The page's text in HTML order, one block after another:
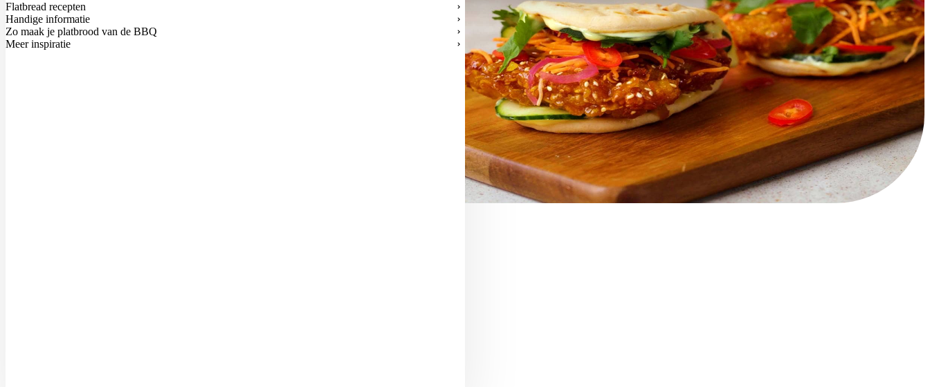
Flatbread recepten
Handige informatie
Zo maak je platbrood van de BBQ
Meer inspiratie